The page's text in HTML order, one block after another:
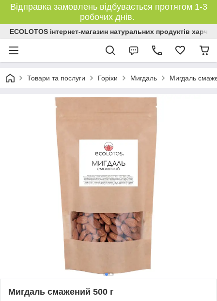
Відправка замовлень відбувається протягом 1-3
робочих днів.
ECOLOTOS інтернет-магазин натуральних продуктів
Товари та послуги Горіхи Мигдаль Мигдаль
Мигдаль смажений 500 г